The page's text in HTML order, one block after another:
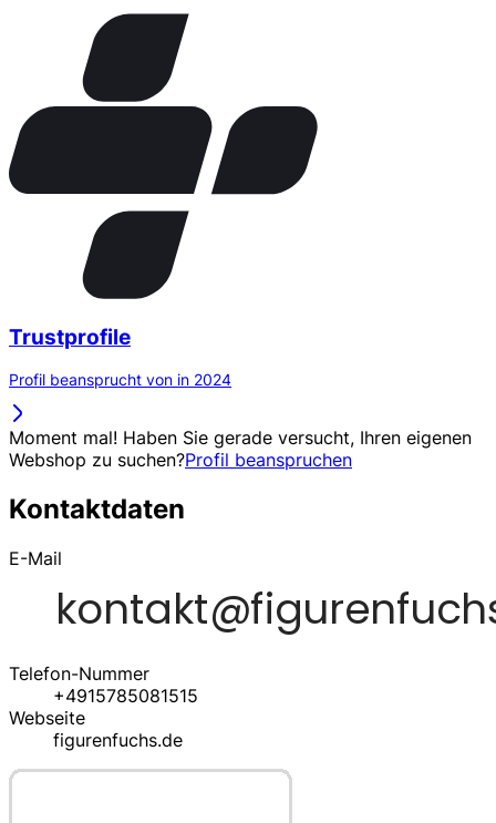
Trustprofile
Profil beansprucht von in 2024
Moment mal! Haben Sie gerade versucht, Ihren eigenen
Webshop zu suchen?Profil beanspruchen
Kontaktdaten
E-Mail
Telefon-Nummer
+4915785081515
Webseite
figurenfuchs.de